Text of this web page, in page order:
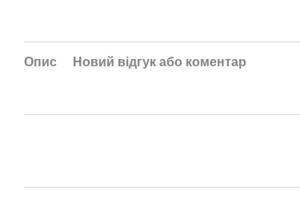
Опис Новий відгук або коментар